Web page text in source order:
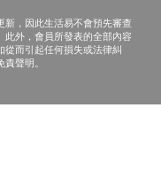
刻度線
可，如肉眼可見血
測結果；
碎；
），體檢人在約定
講解。
務診斷或治療用
，因此生活易不會預先審查
外，會員所發表的全部內容
而引起任何損失或法律糾
聲明。